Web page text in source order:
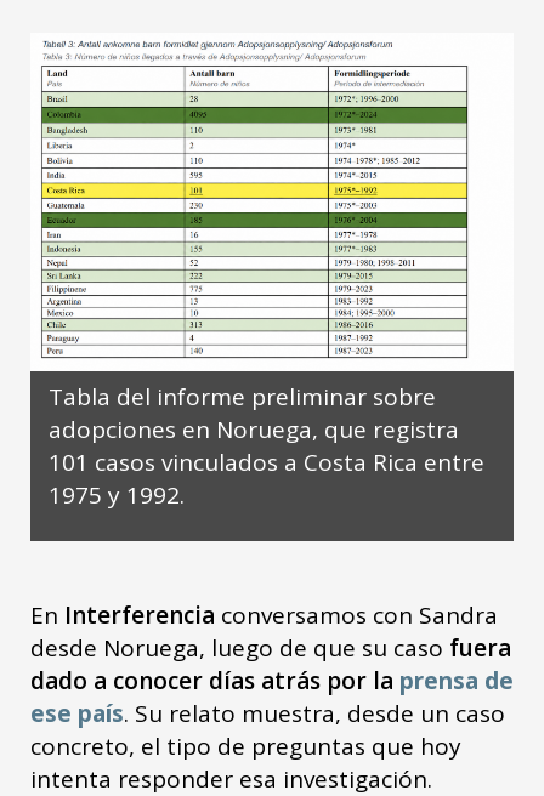
Tabla del informe preliminar sobre
adopciones en Noruega, que registra
101 casos vinculados a Costa Rica entre
1975 y 1992.
En Interferencia conversamos con Sandra
desde Noruega, luego de que su caso fuera
dado a conocer días atrás por la prensa de
ese país. Su relato muestra, desde un caso
concreto, el tipo de preguntas que hoy
intenta responder esa investigación.